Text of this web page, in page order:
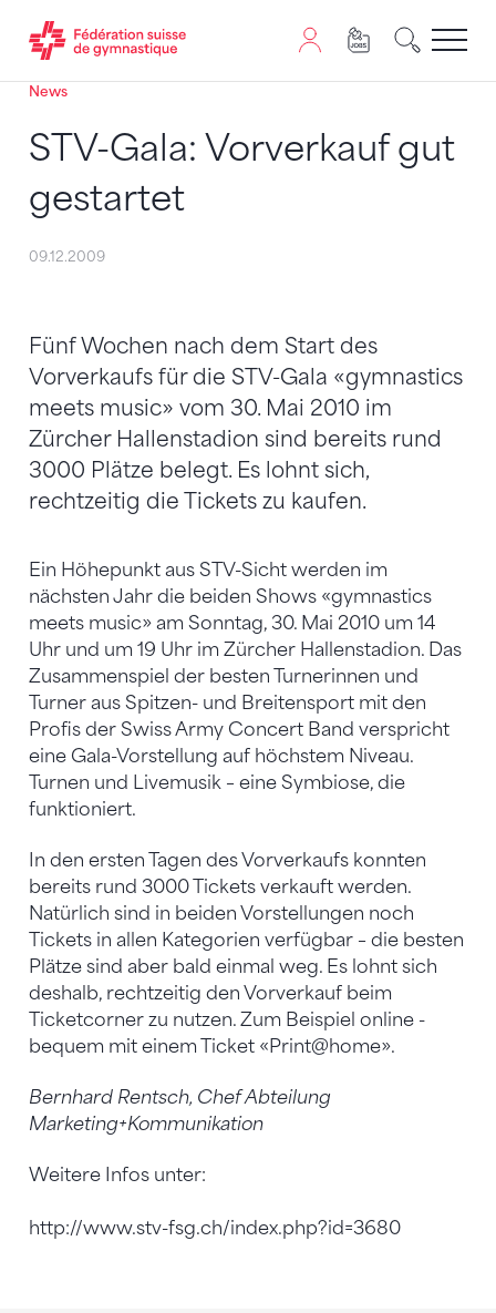
Passer au contenu
Naviguer vers le plan du siten
JavaScript est nécessaire pour naviguer sur ce site.
News
STV-Gala: Vorverkauf gut
gestartet
09.12.2009
Fünf Wochen nach dem Start des
Vorverkaufs für die STV-Gala «gymnastics
meets music» vom 30. Mai 2010 im
Zürcher Hallenstadion sind bereits rund
3000 Plätze belegt. Es lohnt sich,
rechtzeitig die Tickets zu kaufen.
Ein Höhepunkt aus STV-Sicht werden im
nächsten Jahr die beiden Shows «gymnastics
meets music» am Sonntag, 30. Mai 2010 um 14
Uhr und um 19 Uhr im Zürcher Hallenstadion. Das
Zusammenspiel der besten Turnerinnen und
Turner aus Spitzen- und Breitensport mit den
Profis der Swiss Army Concert Band verspricht
eine Gala-Vorstellung auf höchstem Niveau.
Turnen und Livemusik – eine Symbiose, die
funktioniert.
In den ersten Tagen des Vorverkaufs konnten
bereits rund 3000 Tickets verkauft werden.
Natürlich sind in beiden Vorstellungen noch
Tickets in allen Kategorien verfügbar – die besten
Plätze sind aber bald einmal weg. Es lohnt sich
deshalb, rechtzeitig den Vorverkauf beim
Ticketcorner zu nutzen. Zum Beispiel online -
bequem mit einem Ticket «Print@home».
Bernhard Rentsch, Chef Abteilung
Marketing+Kommunikation
Weitere Infos unter:
http://www.stv-fsg.ch/index.php?id=3680